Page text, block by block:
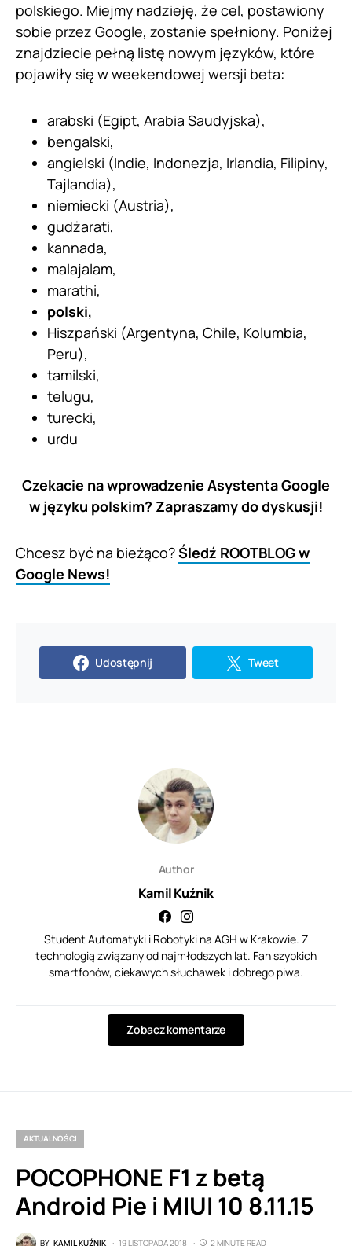
polskiego. Miejmy nadzieję, że cel, postawiony
sobie przez Google, zostanie spełniony. Poniżej
znajdziecie pełną listę nowym języków, które
pojawiły się w weekendowej wersji beta:
arabski (Egipt, Arabia Saudyjska),
bengalski,
angielski (Indie, Indonezja, Irlandia, Filipiny,
Tajlandia),
niemiecki (Austria),
gudżarati,
kannada,
malajalam,
marathi,
polski,
Hiszpański (Argentyna, Chile, Kolumbia,
Peru),
tamilski,
telugu,
turecki,
urdu
Czekacie na wprowadzenie Asystenta Google
w języku polskim? Zapraszamy do dyskusji!
Chcesz być na bieżąco?Śledź ROOTBLOG w
Google News!
Udostępnij Tweet
Author
Kamil Kuźnik
Student Automatyki i Robotyki na AGH w Krakowie. Z
technologią związany od najmłodszych lat. Fan szybkich
smartfonów, ciekawych słuchawek i dobrego piwa.
Zobacz komentarze
AKTUALNOŚCI
POCOPHONE F1 z betą
Android Pie i MIUI 10 8.11.15
BY KAMIL KUŹNIK 19 LISTOPADA 2018 2 MINUTE READ